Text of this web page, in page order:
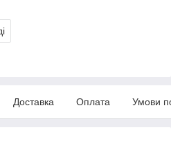
Доставка Оплата Умови